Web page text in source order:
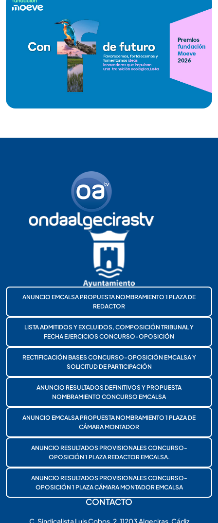
ANUNCIO EMCALSA PROPUESTA NOMBRAMIENTO 1 PLAZA DE
REDACTOR
LISTA ADMITIDOS Y EXCLUIDOS, COMPOSICIÓN TRIBUNAL Y
FECHA EJERCICIOS CONCURSO-OPOSICIÓN
RECTIFICACIÓN BASES CONCURSO-OPOSICIÓN EMCALSA Y
SOLICITUD DE PARTICIPACIÓN
ANUNCIO RESULTADOS DEFINITIVOS Y PROPUESTA
NOMBRAMIENTO CONCURSO EMCALSA
ANUNCIO EMCALSA PROPUESTA NOMBRAMIENTO 1 PLAZA DE
CÁMARA MONTADOR
ANUNCIO RESULTADOS PROVISIONALES CONCURSO-
OPOSICIÓN 1 PLAZA REDACTOR EMCALSA.
ANUNCIO RESULTADOS PROVISIONALES CONCURSO-
OPOSICIÓN 1 PLAZA CÁMARA MONTADOR EMCALSA
CONTACTO
C. Sindicalista Luis Cobos, 2, 11203 Algeciras, Cádiz